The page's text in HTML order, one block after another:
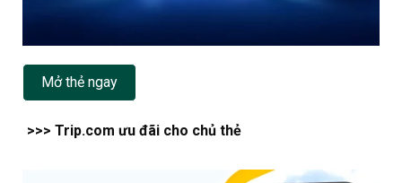
Mở thẻ ngay
>>> Trip.com ưu đãi cho chủ thẻ